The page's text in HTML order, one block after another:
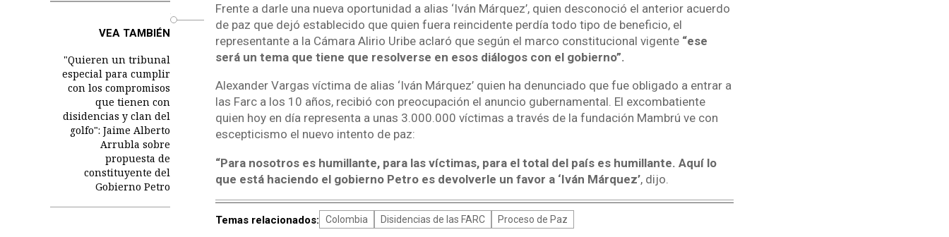
VEA TAMBIÉN
"Quieren un tribunal
especial para cumplir
con los compromisos
que tienen con
disidencias y clan del
golfo": Jaime Alberto
Arrubla sobre
propuesta de
constituyente del
Gobierno Petro
Frente a darle una nueva oportunidad a alias ‘Iván Márquez’, quien desconoció el anterior acuerdo
de paz que dejó establecido que quien fuera reincidente perdía todo tipo de beneficio, el
representante a la Cámara Alirio Uribe aclaró que según el marco constitucional vigente“ese
será un tema que tiene que resolverse en esos diálogos con el gobierno”.
Alexander Vargas víctima de alias ‘Iván Márquez’ quien ha denunciado que fue obligado a entrar a
las Farc a los 10 años, recibió con preocupación el anuncio gubernamental. El excombatiente
quien hoy en día representa a unas 3.000.000 víctimas a través de la fundación Mambrú ve con
escepticismo el nuevo intento de paz:
“Para nosotros es humillante, para las víctimas, para el total del país es humillante. Aquí lo
que está haciendo el gobierno Petro es devolverle un favor a ‘Iván Márquez’, dijo.
Temas relacionados: Colombia Disidencias de las FARC Proceso de Paz